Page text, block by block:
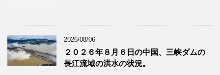
2026/08/06
２０２６年８月６日の中国、三峡ダムの
長江流域の洪水の状況。